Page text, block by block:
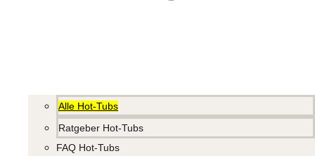
Alle Hot-Tubs
Ratgeber Hot-Tubs
FAQ Hot-Tubs